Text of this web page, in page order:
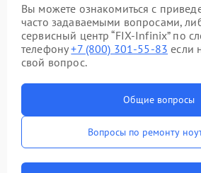
Вы можете ознакомиться с
часто задаваемыми вопросами,
сервисный центр “FIX-Infinix” по
телефону+7 (800) 301-55-83 если
свой вопрос.
Общие вопросы
Вопросы по ремонту